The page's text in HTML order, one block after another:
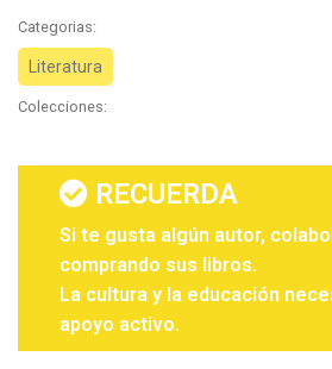
Categorias:
Literatura
Colecciones:
RECUERDA
Si te gusta algún autor,
comprando sus libros.
La cultura y la educación
apoyo activo.